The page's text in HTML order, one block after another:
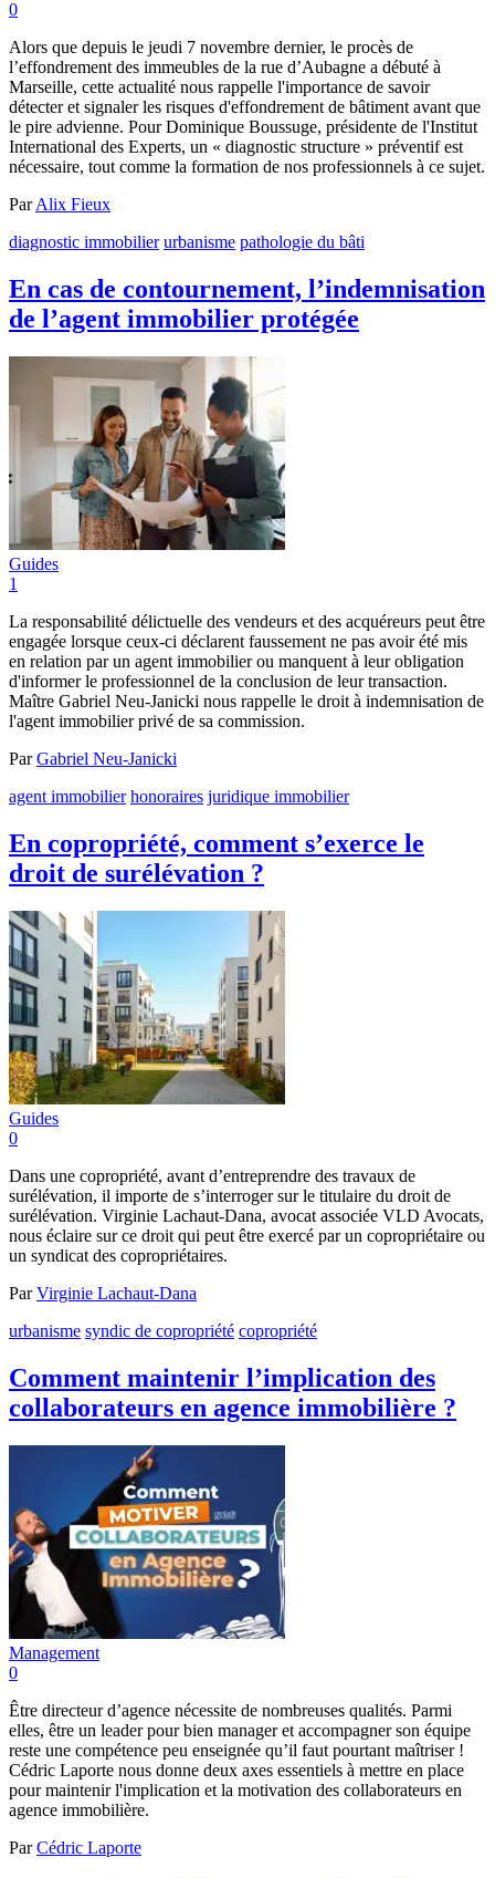
0
Alors que depuis le jeudi 7 novembre dernier, le procès de
l’effondrement des immeubles de la rue d’Aubagne a débuté à
Marseille, cette actualité nous rappelle l'importance de savoir
détecter et signaler les risques d'effondrement de bâtiment avant que
le pire advienne. Pour Dominique Boussuge, présidente de l'Institut
International des Experts, un « diagnostic structure » préventif est
nécessaire, tout comme la formation de nos professionnels à ce sujet.
ParAlix Fieux
diagnostic immobilier urbanisme pathologie du bâti
En cas de contournement, l’indemnisation
de l’agent immobilier protégée
Guides
1
La responsabilité délictuelle des vendeurs et des acquéreurs peut être
engagée lorsque ceux-ci déclarent faussement ne pas avoir été mis
en relation par un agent immobilier ou manquent à leur obligation
d'informer le professionnel de la conclusion de leur transaction.
Maître Gabriel Neu-Janicki nous rappelle le droit à indemnisation de
l'agent immobilier privé de sa commission.
ParGabriel Neu-Janicki
agent immobilier honoraires juridique immobilier
En copropriété, comment s’exerce le
droit de surélévation ?
Guides
0
Dans une copropriété, avant d’entreprendre des travaux de
surélévation, il importe de s’interroger sur le titulaire du droit de
surélévation. Virginie Lachaut-Dana, avocat associée VLD Avocats,
nous éclaire sur ce droit qui peut être exercé par un copropriétaire ou
un syndicat des copropriétaires.
ParVirginie Lachaut-Dana
urbanisme syndic de copropriété copropriété
Comment maintenir l’implication des
collaborateurs en agence immobilière ?
Management
0
Être directeur d’agence nécessite de nombreuses qualités. Parmi
elles, être un leader pour bien manager et accompagner son équipe
reste une compétence peu enseignée qu’il faut pourtant maîtriser !
Cédric Laporte nous donne deux axes essentiels à mettre en place
pour maintenir l'implication et la motivation des collaborateurs en
agence immobilière.
ParCédric Laporte